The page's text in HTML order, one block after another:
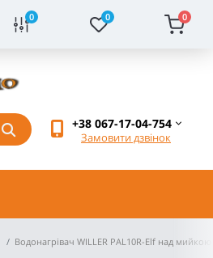
0 0 0
+38 067-17-04-754
Замовити дзвінок
Водонагрівач WILLER PAL10R-Elf над мийкою